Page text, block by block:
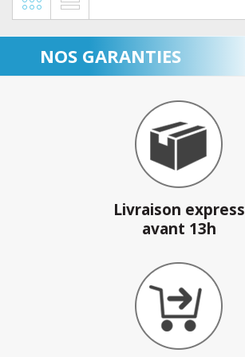
NOS GARANTIES
Livraison express
avant 13h